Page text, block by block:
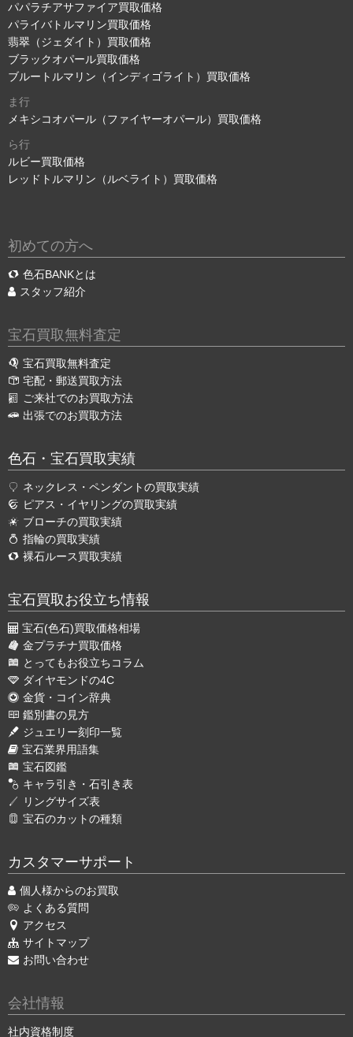
パパラチアサファイア買取価格
パライバトルマリン買取価格
翡翠（ジェダイト）買取価格
ブラックオパール買取価格
ブルートルマリン（インディゴライト）買取価格
ま行
メキシコオパール（ファイヤーオパール）買取価格
ら行
ルビー買取価格
レッドトルマリン（ルベライト）買取価格
初めての方へ
色石BANKとは
スタッフ紹介
宝石買取無料査定
宝石買取無料査定
宅配・郵送買取方法
ご来社でのお買取方法
出張でのお買取方法
色石・宝石買取実績
ネックレス・ペンダントの買取実績
ピアス・イヤリングの買取実績
ブローチの買取実績
指輪の買取実績
裸石ルース買取実績
宝石買取お役立ち情報
宝石(色石)買取価格相場
金プラチナ買取価格
とってもお役立ちコラム
ダイヤモンドの4C
金貨・コイン辞典
鑑別書の見方
ジュエリー刻印一覧
宝石業界用語集
宝石図鑑
キャラ引き・石引き表
リングサイズ表
宝石のカットの種類
カスタマーサポート
個人様からのお買取
よくある質問
アクセス
サイトマップ
お問い合わせ
会社情報
社内資格制度